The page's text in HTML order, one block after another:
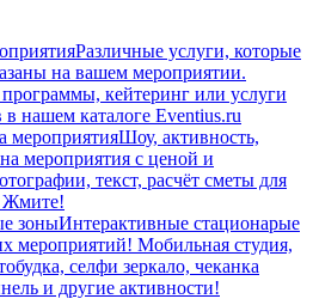
Различные услуги, которые
на вашем мероприятии.
кейтеринг или услуги
в нашем каталоге Eventius.ru
мероприятияШоу, активность,
мероприятия с ценой и
текст, расчёт сметы для
Жмите!
зоныИнтерактивные стационарые
мероприятий! Мобильная студия,
селфи зеркало, чеканка
и другие активности!